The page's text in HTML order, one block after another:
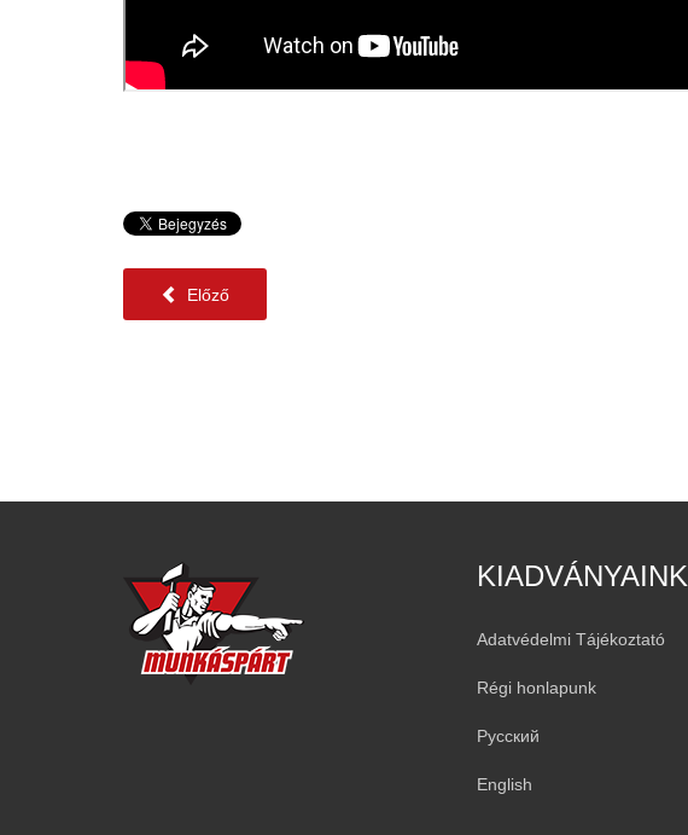
Előző
KIADVÁNYAINK
Adatvédelmi Tájékoztató
Régi honlapunk
Русский
English